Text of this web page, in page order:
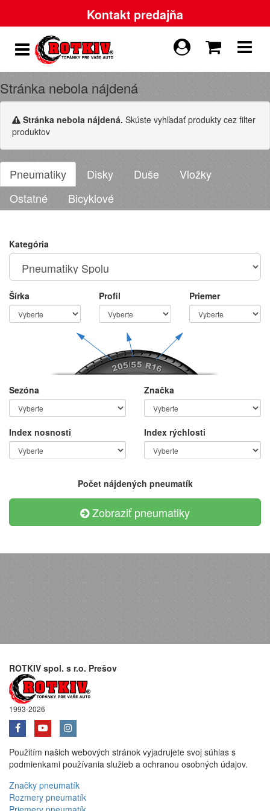
Kontakt predajňa
Stránka nebola nájdená
Stránka nebola nájdená. Skúste vyhľadať produkty cez filter
produktov
Pneumatiky Disky Duše
Vložky
Ostatné
Bicyklové
Kategória
Šírka Profil Priemer
Sezóna Značka
Index nosnosti Index rýchlosti
Počet nájdených pneumatík
Zobraziť pneumatiky
ROTKIV spol. s r.o. Prešov
1993-2026
Použitím našich webových stránok vyjadrujete svoj súhlas s
podmienkami používania služieb a ochranou osobných údajov.
Značky pneumatík
Rozmery pneumatík